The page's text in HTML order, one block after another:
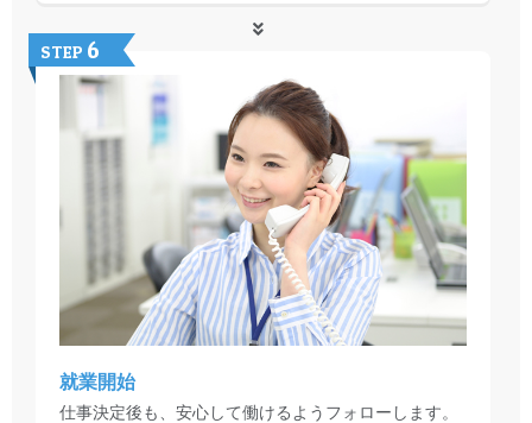
STEP 6
就業開始
仕事決定後も、安心して働けるようフォローします。